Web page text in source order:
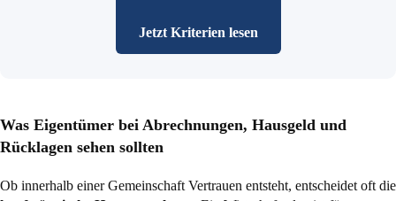
Jetzt Kriterien lesen
Was Eigentümer bei Abrechnungen, Hausgeld und
Rücklagen sehen sollten
Ob innerhalb einer Gemeinschaft Vertrauen entsteht, entscheidet oft die